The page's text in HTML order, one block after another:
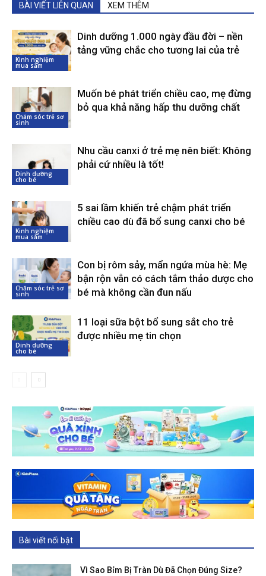
BÀI VIẾT LIÊN QUAN XEM THÊM
Kinh nghiệm
mua sắm
Dinh dưỡng 1.000 ngày đầu đời – nền
tảng vững chắc cho tương lai của trẻ
Chăm sóc trẻ sơ
sinh
Muốn bé phát triển chiều cao, mẹ đừng
bỏ qua khả năng hấp thu dưỡng chất
Dinh dưỡng
cho bé
Nhu cầu canxi ở trẻ mẹ nên biết: Không
phải cứ nhiều là tốt!
Kinh nghiệm
mua sắm
5 sai lầm khiến trẻ chậm phát triển
chiều cao dù đã bổ sung canxi cho bé
Chăm sóc trẻ sơ
sinh
Con bị rôm sảy, mẩn ngứa mùa hè: Mẹ
bận rộn vẫn có cách tắm thảo dược cho
bé mà không cần đun nấu
Dinh dưỡng
cho bé
11 loại sữa bột bổ sung sắt cho trẻ
được nhiều mẹ tin chọn
Bài viết nổi bật
Vì Sao Bỉm Bị Tràn Dù Đã Chọn Đúng Size?